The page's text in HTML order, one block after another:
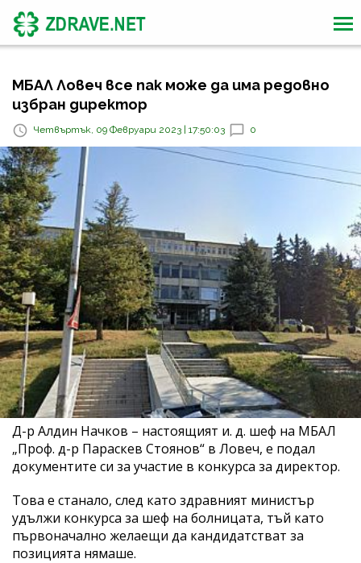
МБАЛ Ловеч все пак може да има редовно
избран директор
Четвъртък, 09 Февруари 2023 | 17:50:03 0
Д-р Алдин Начков – настоящият и. д. шеф на МБАЛ
„Проф. д-р Параскев Стоянов“ в Ловеч, е подал
документите си за участие в конкурса за директор.
Това е станало, след като здравният министър
удължи конкурса за шеф на болницата, тъй като
първоначално желаещи да кандидатстват за
позицията нямаше.